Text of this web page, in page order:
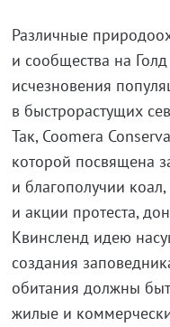
Различные
и сообщества на
исчезновения
в быстрорастущих
Так, Coomera
которой посвящена
и благополучии коал,
и акции протеста,
Квинсленд идею
создания
обитания должны
жилые и